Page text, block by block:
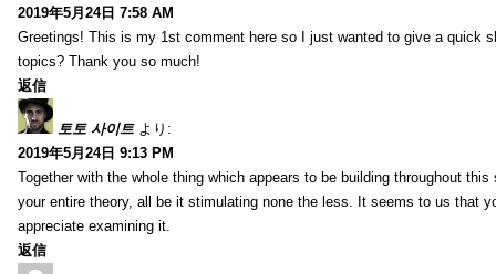
2019年5月24日 7:58 AM
Greetings! This is my 1st comment here so I just wanted to give a quick
topics? Thank you so much!
返信
토토 사이트 より:
2019年5月24日 9:13 PM
Together with the whole thing which appears to be building throughout
your entire theory, all be it stimulating none the less. It seems to us that
appreciate examining it.
返信